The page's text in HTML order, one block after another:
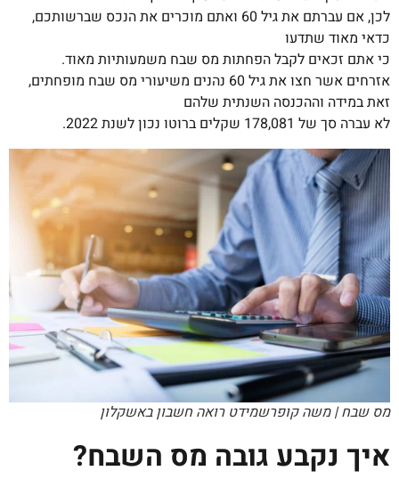
לכן, אם עברתם את גיל 60 ואתם מוכרים את הנכס שברשותכם,
כדאי מאוד שתדעו
כי אתם זכאים לקבל הפחתות מס שבח משמעותיות מאוד.
אזרחים אשר חצו את גיל 60 נהנים משיעורי מס שבח מופחתים,
זאת במידה וההכנסה השנתית שלהם
לא עברה סך של 178,081 שקלים ברוטו נכון לשנת 2022.
מס שבח | משה קופרשמידט רואה חשבון באשקלון
איך נקבע גובה מס השבח?